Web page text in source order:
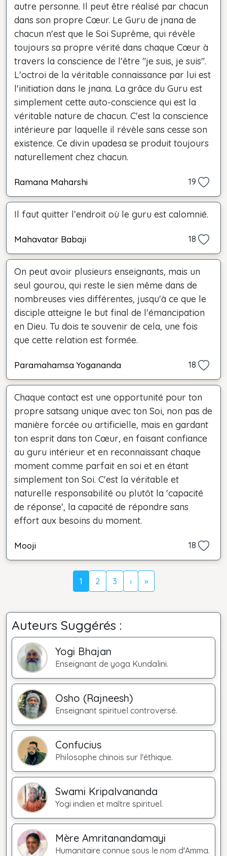
autre personne. Il peut être réalisé par chacun
dans son propre Cœur. Le Guru de jnana de
chacun n'est que le Soi Suprême, qui révèle
toujours sa propre vérité dans chaque Cœur à
travers la conscience de l'être "je suis, je suis".
L'octroi de la véritable connaissance par lui est
l'initiation dans le jnana. La grâce du Guru est
simplement cette auto-conscience qui est la
véritable nature de chacun. C'est la conscience
intérieure par laquelle il révèle sans cesse son
existence. Ce divin upadesa se produit toujours
naturellement chez chacun.
Ramana Maharshi 19
Il faut quitter l’endroit où le guru est calomnié.
Mahavatar Babaji 18
On peut avoir plusieurs enseignants, mais un
seul gourou, qui reste le sien même dans de
nombreuses vies différentes, jusqu'à ce que le
disciple atteigne le but final de l'émancipation
en Dieu. Tu dois te souvenir de cela, une fois
que cette relation est formée.
Paramahamsa Yogananda 18
Chaque contact est une opportunité pour ton
propre satsang unique avec ton Soi, non pas de
manière forcée ou artificielle, mais en gardant
ton esprit dans ton Cœur, en faisant confiance
au guru intérieur et en reconnaissant chaque
moment comme parfait en soi et en étant
simplement ton Soi. C'est la véritable et
naturelle responsabilité ou plutôt la 'capacité
de réponse', la capacité de répondre sans
effort aux besoins du moment.
Mooji 18
1 2 3 › »
Auteurs Suggérés :
Yogi Bhajan
Enseignant de yoga Kundalini.
Osho (Rajneesh)
Enseignant spirituel controversé.
Confucius
Philosophe chinois sur l'éthique.
Swami Kripalvananda
Yogi indien et maître spirituel.
Mère Amritanandamayi
Humanitaire connue sous le nom d'Amma.